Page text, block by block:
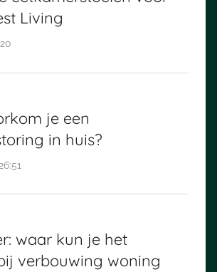
Living
je een
in huis?
waar kun je het
verbouwing woning